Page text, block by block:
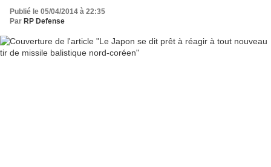
Publié le 05/04/2014 à 22:35
Par RP Defense